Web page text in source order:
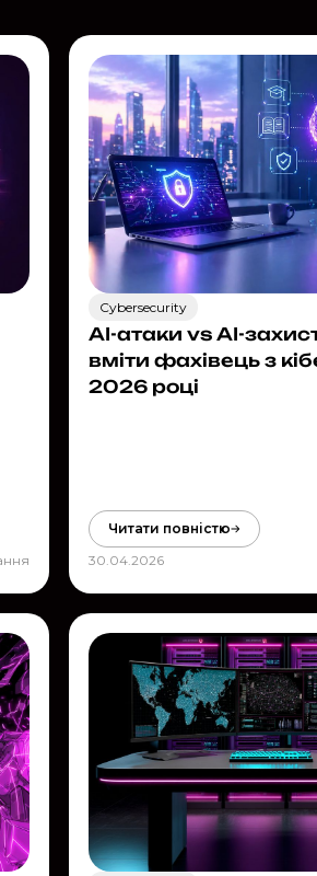
Cybersecurity
AI-атаки vs AI-
вміти фахівець з
2026 році
Читати повністю
30.04.2026